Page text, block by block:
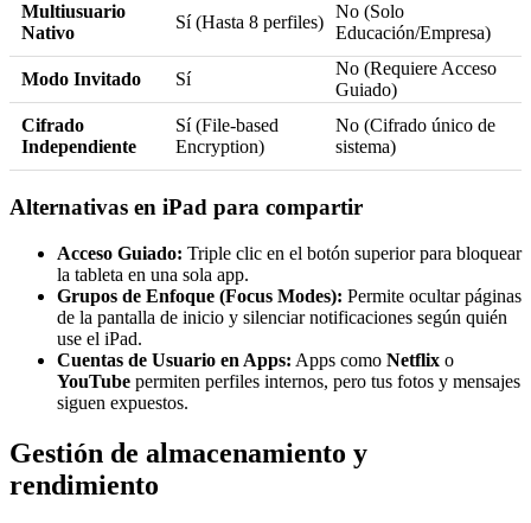
Multiusuario
Nativo
Sí (Hasta 8 perfiles)
No (Solo
Educación/Empresa)
Modo Invitado Sí
No (Requiere Acceso
Guiado)
Cifrado
Independiente
Sí (File-based
Encryption)
No (Cifrado único de
sistema)
Alternativas en iPad para compartir
Acceso Guiado: Triple clic en el botón superior para bloquear
la tableta en una sola app.
Grupos de Enfoque (Focus Modes): Permite ocultar páginas
de la pantalla de inicio y silenciar notificaciones según quién
use el iPad.
Cuentas de Usuario en Apps: Apps como Netflix o
YouTube permiten perfiles internos, pero tus fotos y mensajes
siguen expuestos.
Gestión de almacenamiento y
rendimiento